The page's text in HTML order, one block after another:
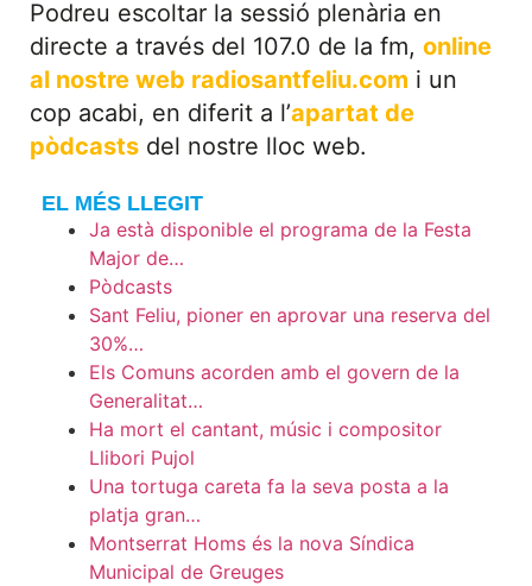
Podreu escoltar la sessió plenària en
directe a través del 107.0 de la fm, online
al nostre web radiosantfeliu.com i un
cop acabi, en diferit a l’apartat de
pòdcasts del nostre lloc web.
EL MÉS LLEGIT
Ja està disponible el programa de la Festa
Major de…
Pòdcasts
Sant Feliu, pioner en aprovar una reserva del
30%…
Els Comuns acorden amb el govern de la
Generalitat…
Ha mort el cantant, músic i compositor
Llibori Pujol
Una tortuga careta fa la seva posta a la
platja gran…
Montserrat Homs és la nova Síndica
Municipal de Greuges